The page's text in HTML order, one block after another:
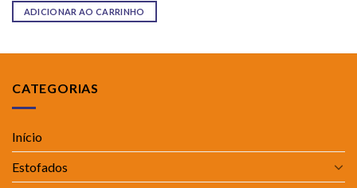
ADICIONAR AO CARRINHO
CATEGORIAS
Início
Estofados